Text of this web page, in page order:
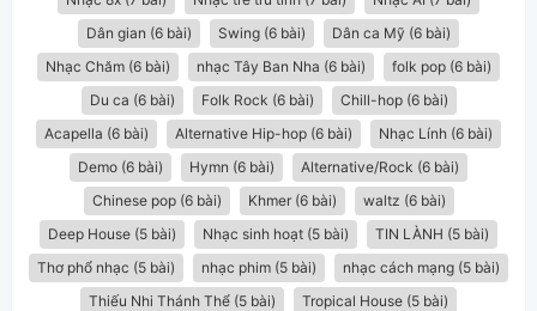
Dân gian (6 bài)
Swing (6 bài)
Dân ca Mỹ (6 bài)
Nhạc Chăm (6 bài)
nhạc Tây Ban Nha (6 bài)
folk pop (6 bài)
Du ca (6 bài)
Folk Rock (6 bài)
Chill-hop (6 bài)
Acapella (6 bài)
Alternative Hip-hop (6 bài)
Nhạc Lính (6 bài)
Demo (6 bài)
Hymn (6 bài)
Alternative/Rock (6 bài)
Chinese pop (6 bài)
Khmer (6 bài)
waltz (6 bài)
Deep House (5 bài)
Nhạc sinh hoạt (5 bài)
TIN LÀNH (5 bài)
Thơ phổ nhạc (5 bài)
nhạc phim (5 bài)
nhạc cách mạng (5 bài)
Thiếu Nhi Thánh Thể (5 bài)
Tropical House (5 bài)